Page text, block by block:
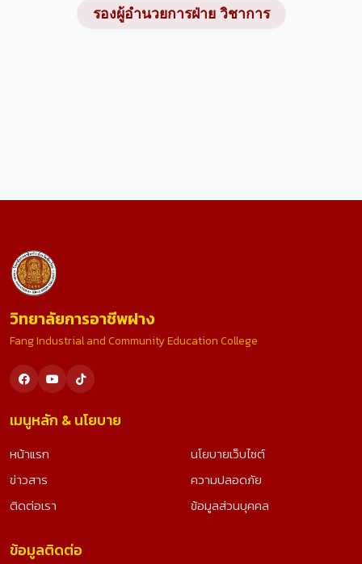
รองผู้อำนวยการฝ่าย วิชาการ
วิทยาลัยการอาชีพฝาง
Fang Industrial and Community Education College
เมนูหลัก & นโยบาย
หน้าแรก
ข่าวสาร
ติดต่อเรา
นโยบายเว็บไซต์
ความปลอดภัย
ข้อมูลส่วนบุคคล
ข้อมูลติดต่อ